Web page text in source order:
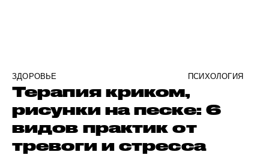
ЗДОРОВЬЕ ПСИХОЛОГИЯ
Терапия криком,
рисунки на песке: 6
видов практик от
тревоги и стресса